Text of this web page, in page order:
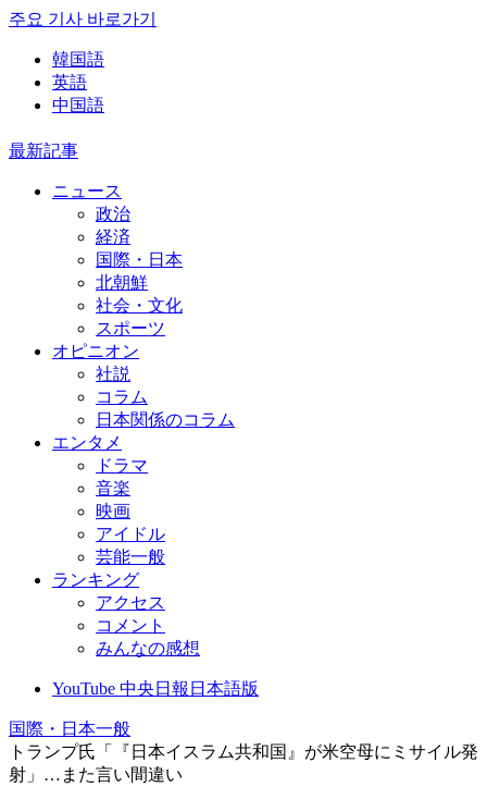
주요 기사 바로가기
韓国語
英語
中国語
最新記事
ニュース
政治
経済
国際・日本
北朝鮮
社会・文化
スポーツ
オピニオン
社説
コラム
日本関係のコラム
エンタメ
ドラマ
音楽
映画
アイドル
芸能一般
ランキング
アクセス
コメント
みんなの感想
YouTube 中央日報日本語版
国際・日本一般
トランプ氏「『日本イスラム共和国』が米空母にミサイル発
射」…また言い間違い